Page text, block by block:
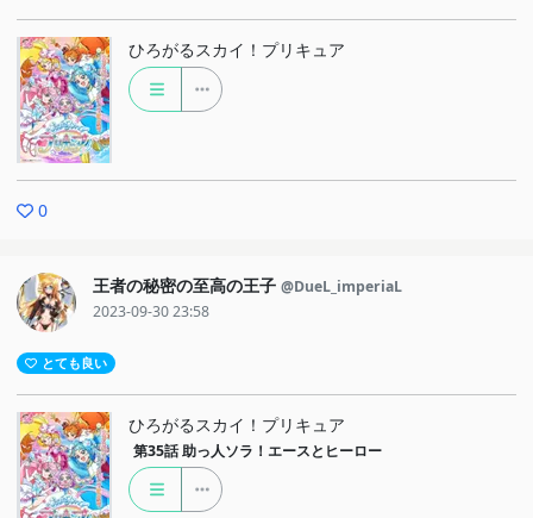
ひろがるスカイ！プリキュア
0
王者の秘密の至高の王子 @DueL_imperiaL
2023-09-30 23:58
とても良い
ひろがるスカイ！プリキュア
第35話 助っ人ソラ！エースとヒーロー